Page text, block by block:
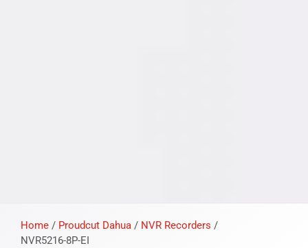
Home / Proudcut Dahua / NVR Recorders /
NVR5216-8P-EI